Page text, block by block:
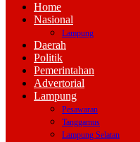
Home
Nasional
Lampung
Daerah
Politik
Pemerintahan
Advertorial
Lampung
Pesawaran
Tanggamus
Lampung Selatan